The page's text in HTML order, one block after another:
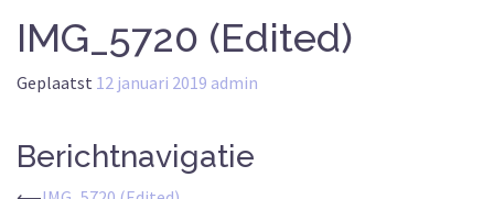
IMG_5720 (Edited)
Geplaatst 12 januari 2019 admin
Berichtnavigatie